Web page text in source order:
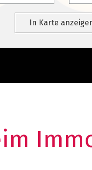
In Karte